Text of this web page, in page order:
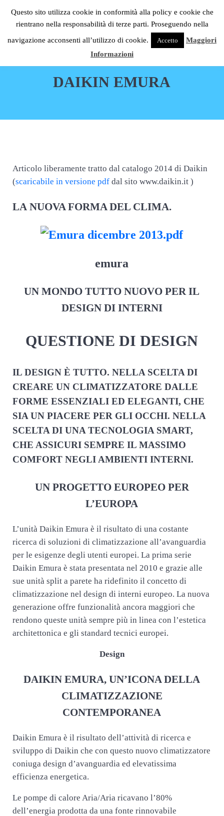
C.S.G. Impianti
Menu
DAIKIN EMURA
Articolo liberamente tratto dal catalogo 2014 di Daikin
(scaricabile in versione pdfdal sito www.daikin.it )
LA NUOVA FORMA DEL CLIMA.
emura
UN MONDO TUTTO NUOVO PER IL
DESIGN DI INTERNI
QUESTIONE DI DESIGN
IL DESIGN È TUTTO. NELLA SCELTA DI
CREARE UN CLIMATIZZATORE DALLE
FORME ESSENZIALI ED ELEGANTI, CHE
SIA UN PIACERE PER GLI OCCHI. NELLA
SCELTA DI UNA TECNOLOGIA SMART,
CHE ASSICURI SEMPRE IL MASSIMO
COMFORT NEGLI AMBIENTI INTERNI.
UN PROGETTO EUROPEO PER
L’EUROPA
L’unità Daikin Emura è il risultato di una costante
ricerca di soluzioni di climatizzazione all’avanguardia
per le esigenze degli utenti europei. La prima serie
Daikin Emura è stata presentata nel 2010 e grazie alle
sue unità split a parete ha ridefinito il concetto di
climatizzazione nel design di interni europeo. La nuova
generazione offre funzionalità ancora maggiori che
rendono queste unità sempre più in linea con l’estetica
architettonica e gli standard tecnici europei.
Design
DAIKIN EMURA, UN’ICONA DELLA
CLIMATIZZAZIONE
CONTEMPORANEA
Daikin Emura è il risultato dell’attività di ricerca e
sviluppo di Daikin che con questo nuovo climatizzatore
coniuga design d’avanguardia ed elevatissima
efficienza energetica.
Le pompe di calore Aria/Aria ricavano l’80%
dell’energia prodotta da una fonte rinnovabile
Questo sito utilizza cookie in conformità alla policy e cookie che
rientrano nella responsabilità di terze parti. Proseguendo nella
navigazione acconsenti all’utilizzo di cookie.
Accetto
Maggiori
Informazioni